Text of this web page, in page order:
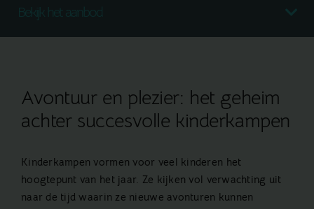
Bekijk het aanbod
Avontuur en plezier: het geheim
achter succesvolle kinderkampen
Kinderkampen vormen voor veel kinderen het
hoogtepunt van het jaar. Ze kijken vol verwachting uit
naar de tijd waarin ze nieuwe avonturen kunnen